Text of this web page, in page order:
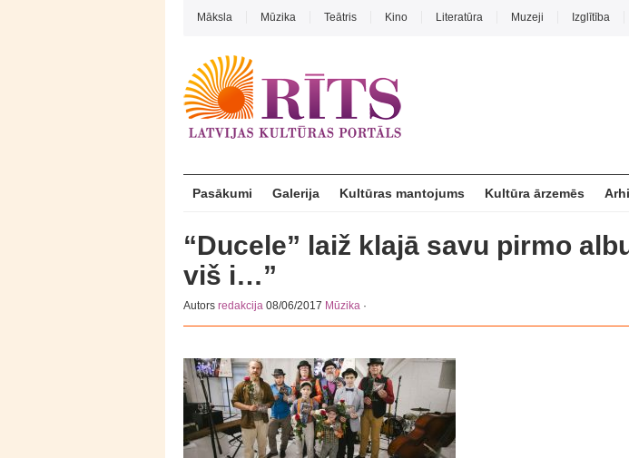
Māksla Mūzika Teātris Kino Literatūra Muzeji Izglītība
Pasākumi Galerija Kultūras mantojums Kultūra ārzemēs
“Ducele” laiž klajā savu pirmo
viš i…”
Autors redakcija 08/06/2017 Mūzika ·